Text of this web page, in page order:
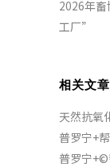
2026年
工厂”
相关文章
天然抗氧
普罗宁+
普罗宁+©